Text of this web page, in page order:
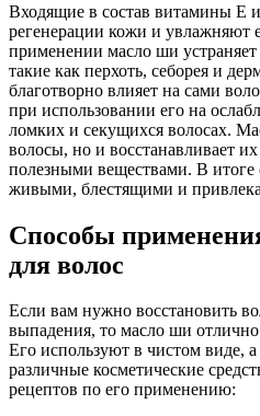
Входящие в состав витамины Е
регенерации кожи и увлажняют
применении масло ши
такие как перхоть, себорея и
благотворно влияет на сами
при использовании его на
ломких и секущихся волосах.
волосы, но и восстанавливает
полезными веществами. В итоге
живыми, блестящими и
Способы
для волос
Если вам нужно восстановить
выпадения, то масло ши отлично
Его используют в чистом виде,
различные косметические
рецептов по его применению: